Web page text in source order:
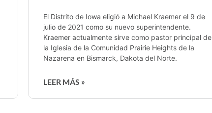
El Distrito de Iowa eligió a Michael Kraemer el 9 de
julio de 2021 como su nuevo superintendente.
Kraemer actualmente sirve como pastor principal de
la Iglesia de la Comunidad Prairie Heights de la
Nazarena en Bismarck, Dakota del Norte.
LEER MÁS »